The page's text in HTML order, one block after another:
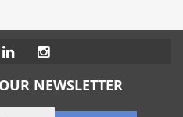
NEWSLETTER